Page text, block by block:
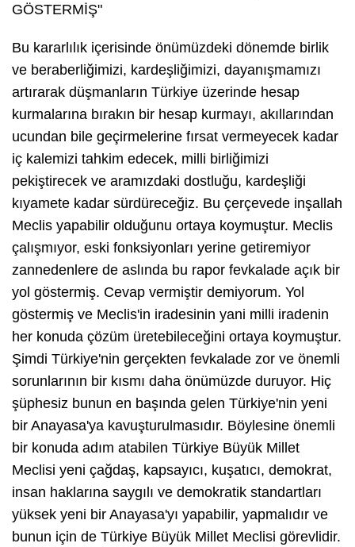
GÖSTERMİŞ"
Bu kararlılık içerisinde önümüzdeki dönemde birlik
ve beraberliğimizi, kardeşliğimizi, dayanışmamızı
artırarak düşmanların Türkiye üzerinde hesap
kurmalarına bırakın bir hesap kurmayı, akıllarından
ucundan bile geçirmelerine fırsat vermeyecek kadar
iç kalemizi tahkim edecek, milli birliğimizi
pekiştirecek ve aramızdaki dostluğu, kardeşliği
kıyamete kadar sürdüreceğiz. Bu çerçevede inşallah
Meclis yapabilir olduğunu ortaya koymuştur. Meclis
çalışmıyor, eski fonksiyonları yerine getiremiyor
zannedenlere de aslında bu rapor fevkalade açık bir
yol göstermiş. Cevap vermiştir demiyorum. Yol
göstermiş ve Meclis'in iradesinin yani milli iradenin
her konuda çözüm üretebileceğini ortaya koymuştur.
Şimdi Türkiye'nin gerçekten fevkalade zor ve önemli
sorunlarının bir kısmı daha önümüzde duruyor. Hiç
şüphesiz bunun en başında gelen Türkiye'nin yeni
bir Anayasa'ya kavuşturulmasıdır. Böylesine önemli
bir konuda adım atabilen Türkiye Büyük Millet
Meclisi yeni çağdaş, kapsayıcı, kuşatıcı, demokrat,
insan haklarına saygılı ve demokratik standartları
yüksek yeni bir Anayasa'yı yapabilir, yapmalıdır ve
bunun için de Türkiye Büyük Millet Meclisi görevlidir.